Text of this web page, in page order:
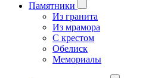
Памятники
Из гранита
Из мрамора
С крестом
Обелиск
Мемориалы